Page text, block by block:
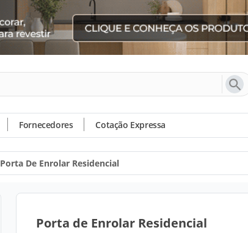
Fornecedores Cotação Expressa
Porta De Enrolar Residencial
Porta de Enrolar Residencial